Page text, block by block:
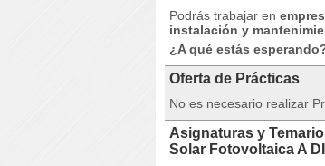
Podrás trabajar en
instalación y
¿A qué estás
Oferta de Prácticas
No es necesario realizar
Asignaturas y
Solar Fotovoltaica A